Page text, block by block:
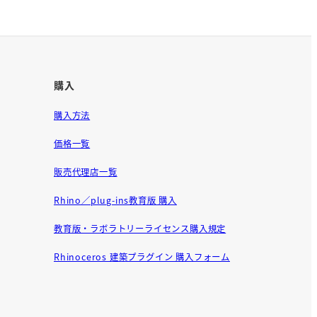
購入
購入方法
価格一覧
販売代理店一覧
Rhino／plug-ins教育版 購入
教育版・ラボラトリーライセンス購入規定
Rhinoceros 建築プラグイン 購入フォーム